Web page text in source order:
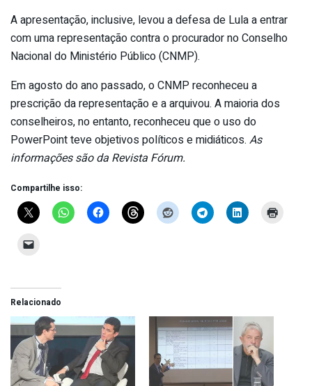
A apresentação, inclusive, levou a defesa de Lula a entrar
com uma representação contra o procurador no Conselho
Nacional do Ministério Público (CNMP).
Em agosto do ano passado, o CNMP reconheceu a
prescrição da representação e a arquivou. A maioria dos
conselheiros, no entanto, reconheceu que o uso do
PowerPoint teve objetivos políticos e midiáticos. As
informações são da Revista Fórum.
Compartilhe isso:
Relacionado